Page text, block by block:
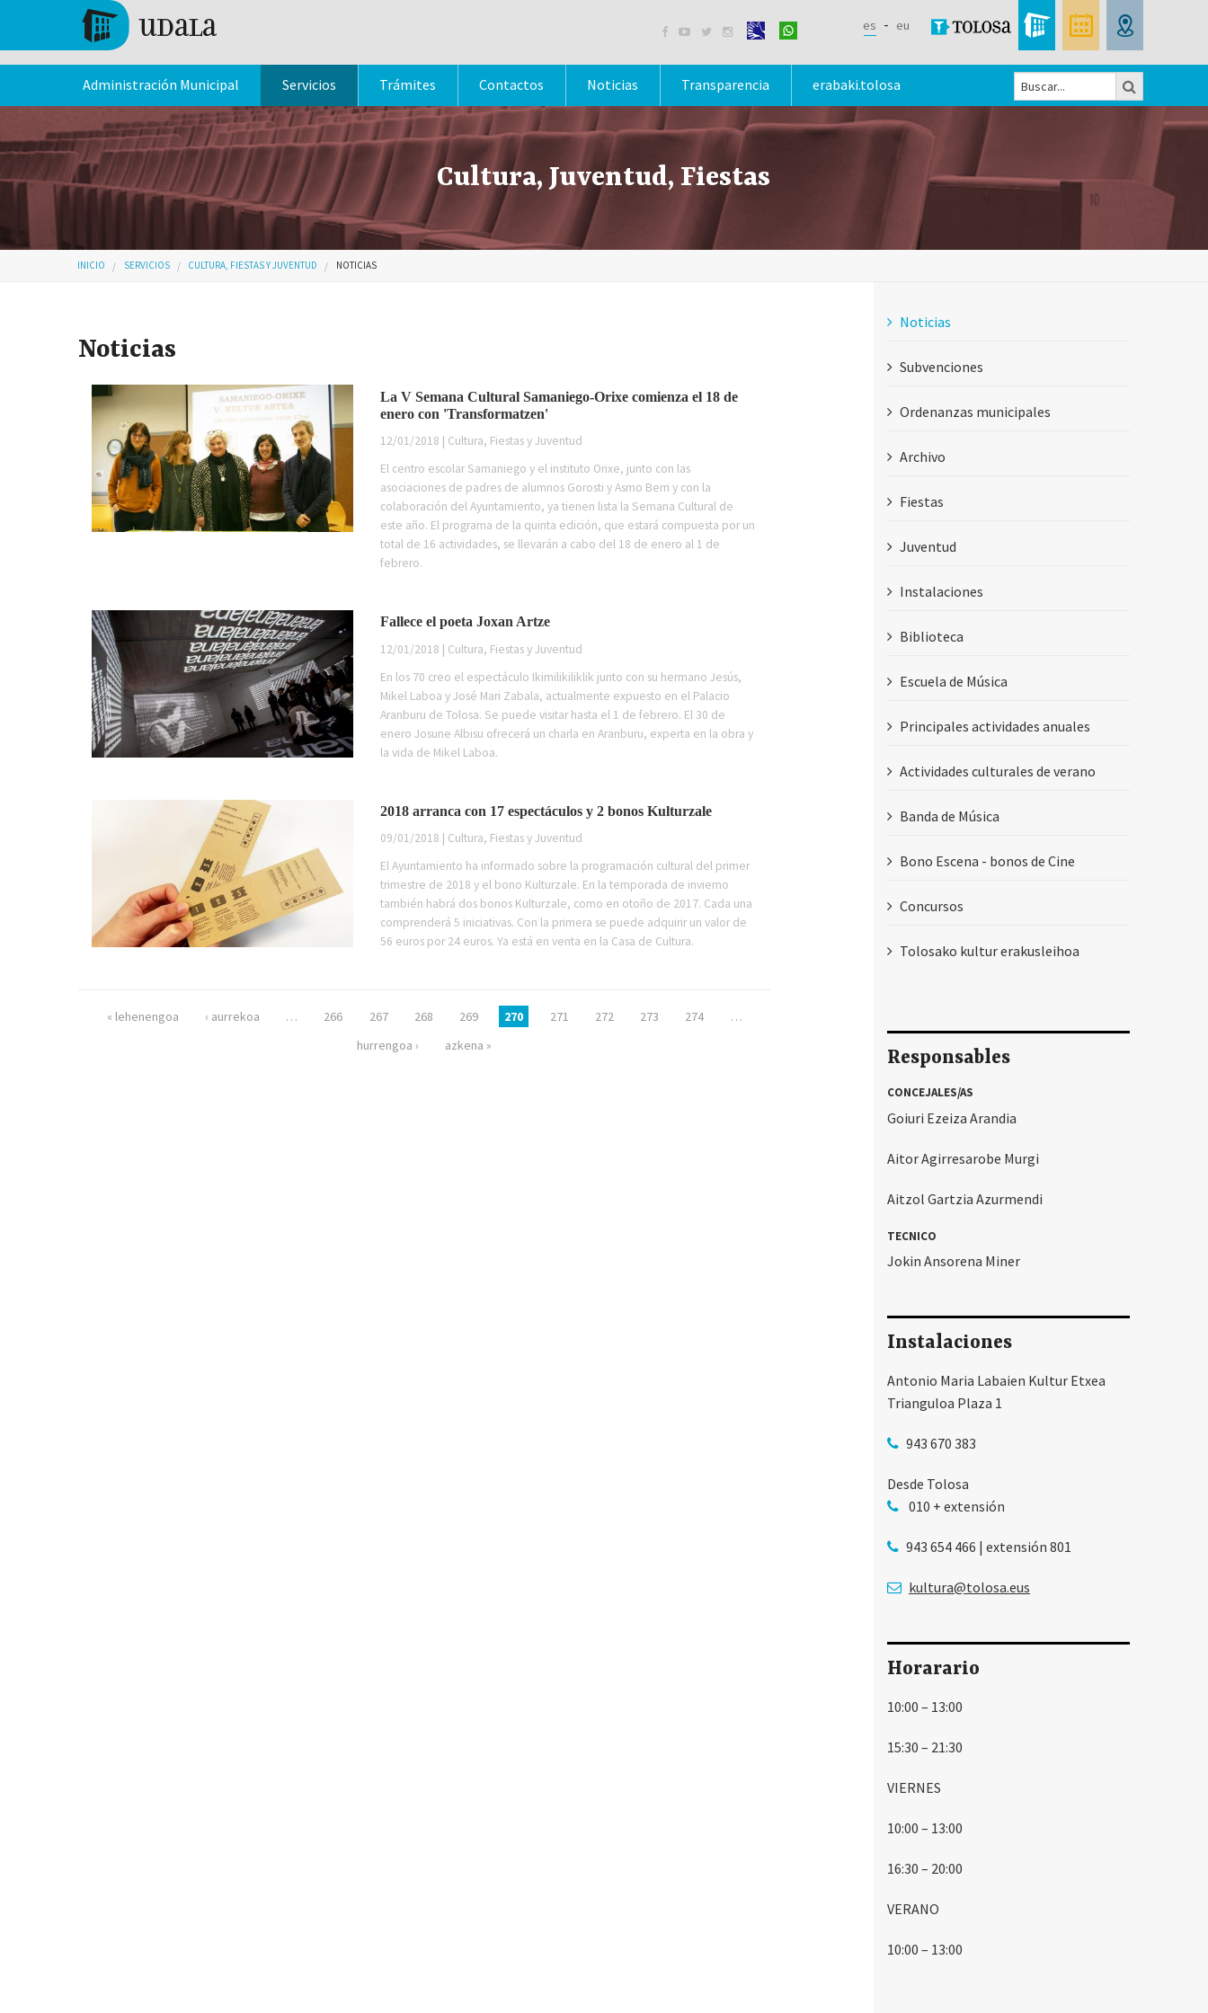
Pasar al contenido principal
    es eu
Formulario
búsqueda
Administración Municipal Servicios Trámites Contactos Noticias Transparencia erabaki.tolosa
Cultura, Juventud, Fiestas
Usted está aquí
INICIO SERVICIOS CULTURA, FIESTAS Y JUVENTUD NOTICIAS
Noticias
La V Semana Cultural Samaniego-Orixe comienza el 18 de
enero con 'Transformatzen'
12/01/2018 | Cultura, Fiestas y Juventud
El centro escolar Samaniego y el instituto Orixe, junto con las
asociaciones de padres de alumnos Gorosti y Asmo Berri y con la
colaboración del Ayuntamiento, ya tienen lista la Semana Cultural de
este año. El programa de la quinta edición, que estará compuesta por un
total de 16 actividades, se llevarán a cabo del 18 de enero al 1 de
febrero.
Fallece el poeta Joxan Artze
12/01/2018 | Cultura, Fiestas y Juventud
En los 70 creo el espectáculo Ikimilikiliklik junto con su hermano Jesús,
Mikel Laboa y José Mari Zabala, actualmente expuesto en el Palacio
Aranburu de Tolosa. Se puede visitar hasta el 1 de febrero. El 30 de
enero Josune Albisu ofrecerá un charla en Aranburu, experta en la obra y
la vida de Mikel Laboa.
2018 arranca con 17 espectáculos y 2 bonos Kulturzale
09/01/2018 | Cultura, Fiestas y Juventud
El Ayuntamiento ha informado sobre la programación cultural del primer
trimestre de 2018 y el bono Kulturzale. En la temporada de invierno
también habrá dos bonos Kulturzale, como en otoño de 2017. Cada una
comprenderá 5 iniciativas. Con la primera se puede adquirir un valor de
56 euros por 24 euros. Ya está en venta en la Casa de Cultura.
Páginas
« lehenengoa ‹ aurrekoa … 266 267 268 269 270 271 272 273 274
…
hurrengoa ›
azkena »
Noticias
Subvenciones
Ordenanzas municipales
Archivo
Fiestas
Juventud
Instalaciones
Biblioteca
Escuela de Música
Principales actividades anuales
Actividades culturales de verano
Banda de Música
Bono Escena - bonos de Cine
Concursos
Tolosako kultur erakusleihoa
Responsables
CONCEJALES/AS
Goiuri Ezeiza Arandia
Aitor Agirresarobe Murgi
Aitzol Gartzia Azurmendi
TECNICO
Jokin Ansorena Miner
Instalaciones
Antonio Maria Labaien Kultur Etxea
Trianguloa Plaza 1
943 670 383
Desde Tolosa
010 + extensión
943 654 466 | extensión 801
kultura@tolosa.eus
Horarario
10:00 – 13:00
15:30 – 21:30
VIERNES
10:00 – 13:00
16:30 – 20:00
VERANO
10:00 – 13:00